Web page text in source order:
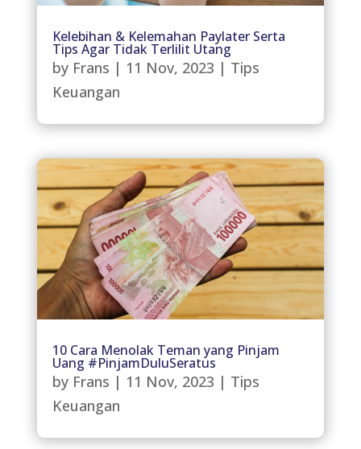
Kelebihan & Kelemahan Paylater Serta
Tips Agar Tidak Terlilit Utang
by Frans | 11 Nov, 2023 | Tips
Keuangan
10 Cara Menolak Teman yang Pinjam
Uang #PinjamDuluSeratus
by Frans | 11 Nov, 2023 | Tips
Keuangan